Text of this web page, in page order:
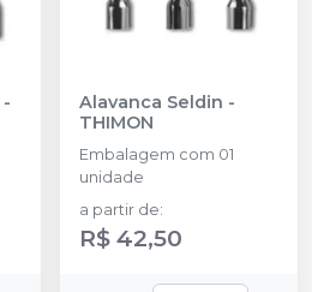
-
Alavanca Seldin -
THIMON
Embalagem com 01
unidade
a partir de:
R$ 42,50